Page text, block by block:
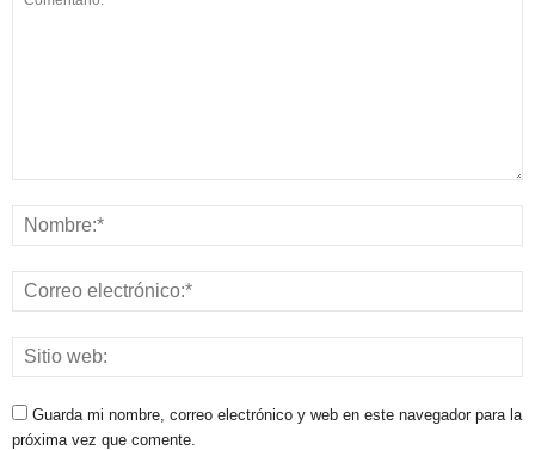
Guarda mi nombre, correo electrónico y web en este navegador para la
próxima vez que comente.